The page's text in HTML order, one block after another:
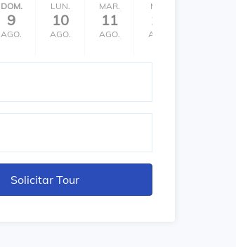
DOM.
9
AGO.
LUN.
10
AGO.
MAR.
11
AGO.
MIÉ.
12
AGO.